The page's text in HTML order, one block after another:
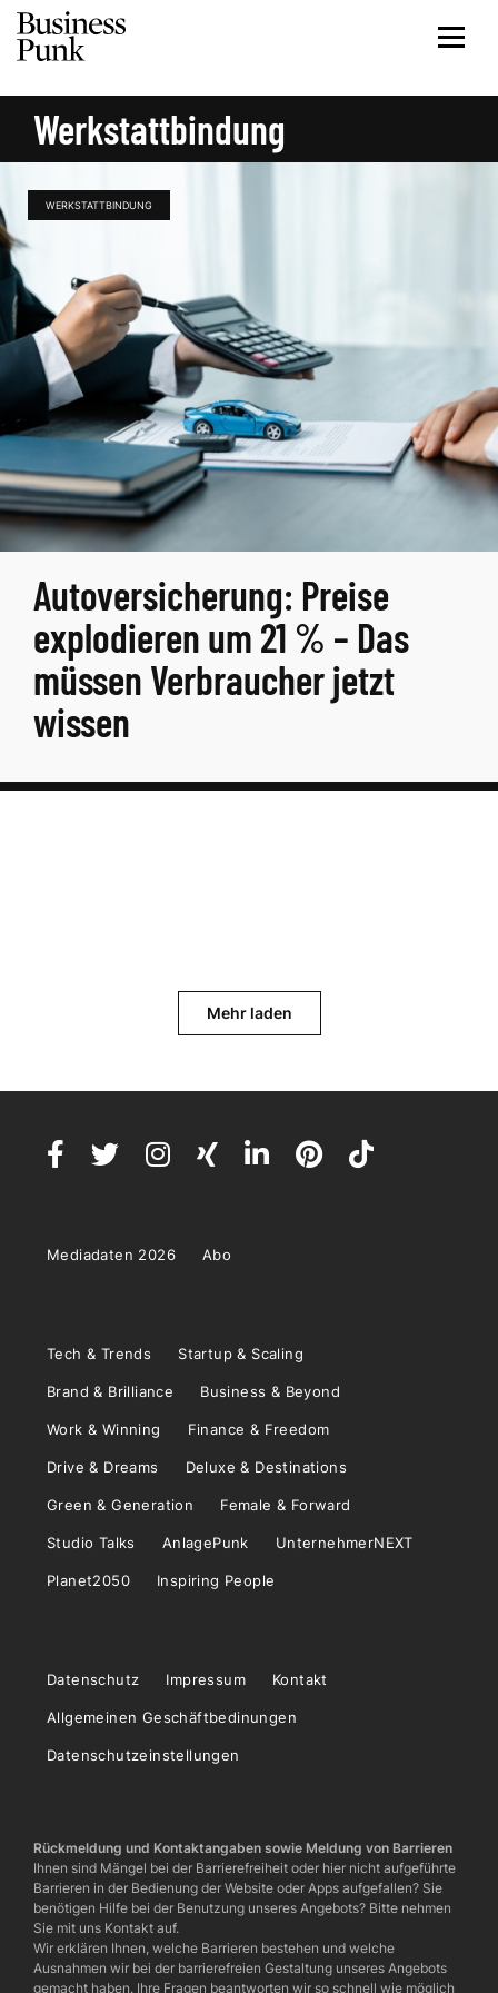
Werkstattbindung
WERKSTATTBINDUNG
Autoversicherung: Preise
explodieren um 21 % – Das
müssen Verbraucher jetzt
wissen
Mehr laden
Mediadaten 2026 Abo
Tech & Trends Startup & Scaling
Brand & Brilliance Business & Beyond
Work & Winning Finance & Freedom
Drive & Dreams Deluxe & Destinations
Green & Generation Female & Forward
Studio Talks AnlagePunk UnternehmerNEXT
Planet2050 Inspiring People
Datenschutz Impressum Kontakt
Allgemeinen Geschäftbedinungen
Datenschutzeinstellungen
Rückmeldung und Kontaktangaben sowie Meldung von Barrieren
Ihnen sind Mängel bei der Barrierefreiheit oder hier nicht aufgeführte
Barrieren in der Bedienung der Website oder Apps aufgefallen? Sie
benötigen Hilfe bei der Benutzung unseres Angebots? Bitte nehmen
Sie mit uns Kontakt auf.
Wir erklären Ihnen, welche Barrieren bestehen und welche
Ausnahmen wir bei der barrierefreien Gestaltung unseres Angebots
gemacht haben. Ihre Fragen beantworten wir so schnell wie möglich